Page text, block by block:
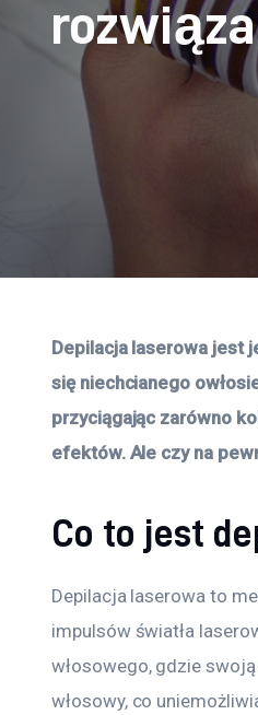
Depilacja laserowa jest
się niechcianego
przyciągając zarówno
efektów. Ale czy na
Co to jest
Depilacja laserowa to
impulsów światła
włosowego, gdzie
włosowy, co